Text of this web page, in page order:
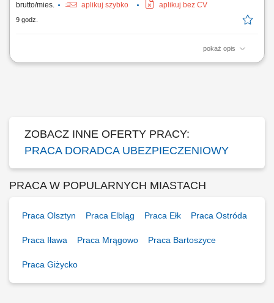
brutto/mies.
aplikuj szybko aplikuj bez CV
9 godz.
pokaż opis
Sprzedaż to Twoja mocna strona. Może czas wykorzystać ją tam, gdzie
ZOBACZ INNE OFERTY PRACY:
PRACA DORADCA UBEZPIECZENIOWY
PRACA W POPULARNYCH MIASTACH
Praca Olsztyn Praca Elbląg Praca Ełk Praca Ostróda
Praca Iława Praca Mrągowo Praca Bartoszyce
Praca Giżycko